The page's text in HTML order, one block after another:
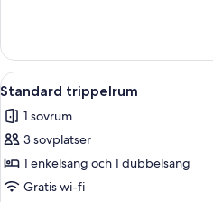
enkelrum
Öppna
alla
foton
för
Standard
trippelrum
5
Standard trippelrum
1 sovrum
3 sovplatser
1 enkelsäng och 1 dubbelsäng
Gratis wi-fi